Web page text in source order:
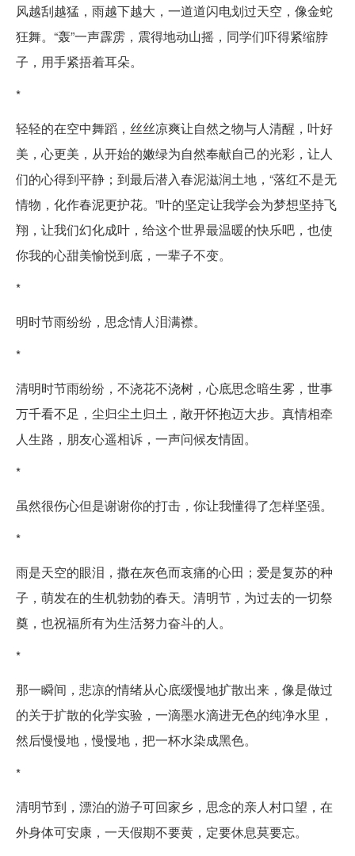
风越刮越猛，雨越下越大，一道道闪电划过天空，像金蛇
狂舞。“轰”一声霹雳，震得地动山摇，同学们吓得紧缩脖
子，用手紧捂着耳朵。
*
轻轻的在空中舞蹈，丝丝凉爽让自然之物与人清醒，叶好
美，心更美，从开始的嫩绿为自然奉献自己的光彩，让人
们的心得到平静；到最后潜入春泥滋润土地，“落红不是无
情物，化作春泥更护花。”叶的坚定让我学会为梦想坚持飞
翔，让我们幻化成叶，给这个世界最温暖的快乐吧，也使
你我的心甜美愉悦到底，一辈子不变。
*
明时节雨纷纷，思念情人泪满襟。
*
清明时节雨纷纷，不浇花不浇树，心底思念暗生雾，世事
万千看不足，尘归尘土归土，敞开怀抱迈大步。真情相牵
人生路，朋友心遥相诉，一声问候友情固。
*
虽然很伤心但是谢谢你的打击，你让我懂得了怎样坚强。
*
雨是天空的眼泪，撒在灰色而哀痛的心田；爱是复苏的种
子，萌发在的生机勃勃的春天。清明节，为过去的一切祭
奠，也祝福所有为生活努力奋斗的人。
*
那一瞬间，悲凉的情绪从心底缓慢地扩散出来，像是做过
的关于扩散的化学实验，一滴墨水滴进无色的纯净水里，
然后慢慢地，慢慢地，把一杯水染成黑色。
*
清明节到，漂泊的游子可回家乡，思念的亲人村口望，在
外身体可安康，一天假期不要黄，定要休息莫要忘。